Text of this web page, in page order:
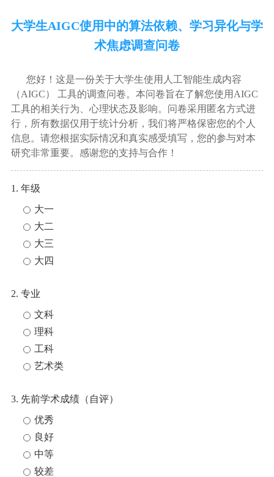
大学生AIGC使用中的算法依赖、学习异化与学
术焦虑调查问卷
您好！这是一份关于大学生使用人工智能生成内容
（AIGC） 工具的调查问卷。本问卷旨在了解您使用AIGC
工具的相关行为、心理状态及影响。问卷采用匿名方式进
行，所有数据仅用于统计分析，我们将严格保密您的个人
信息。请您根据实际情况和真实感受填写，您的参与对本
研究非常重要。感谢您的支持与合作！
1. 年级
大一
大二
大三
大四
2. 专业
文科
理科
工科
艺术类
3. 先前学术成绩（自评）
优秀
良好
中等
较差